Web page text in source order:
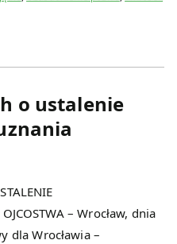
o ustalenie
– Wrocław, dnia
dla Wrocławia –